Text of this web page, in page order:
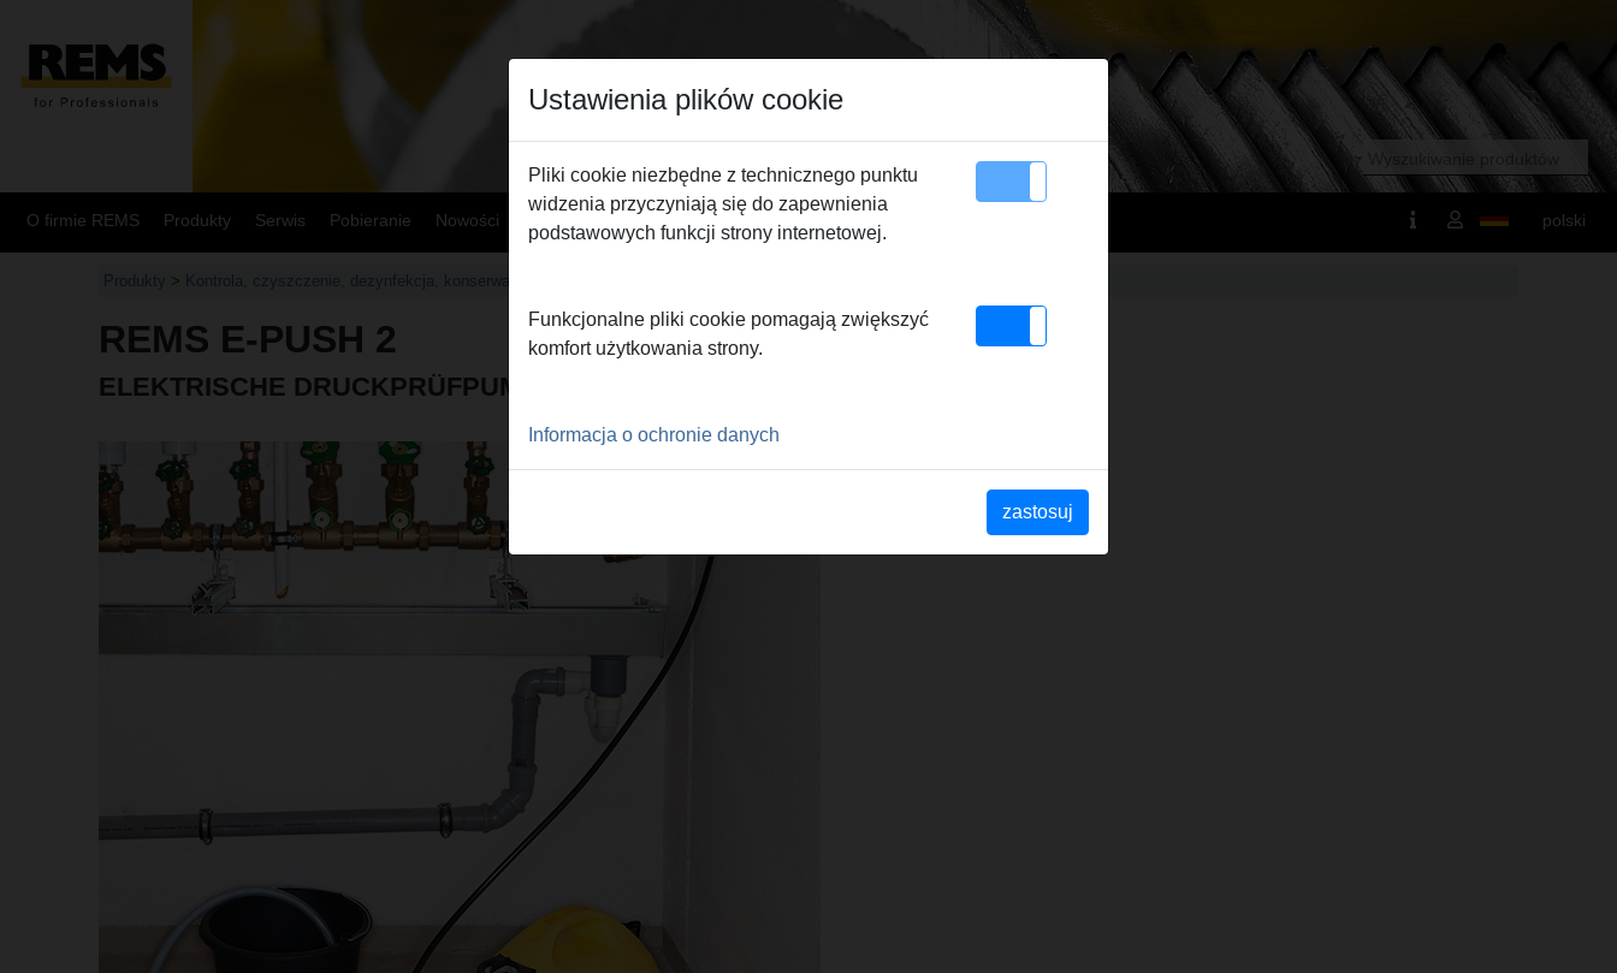
O firmie REMS Produkty Serwis Pobieranie Nowości Mapa serwisu Kontakty polski
Produkty > Kontrola, czyszczenie, dezynfekcja, konserwacja, płukanie i napełnianie
REMS E-PUSH 2
ELEKTRISCHE DRUCKPRÜFPUMPE
Ustawienia plików cookie
Pliki cookie niezbędne z technicznego punktu
widzenia przyczyniają się do zapewnienia
podstawowych funkcji strony internetowej.
Funkcjonalne pliki cookie pomagają zwiększyć
komfort użytkowania strony.
Informacja o ochronie danych
zastosuj